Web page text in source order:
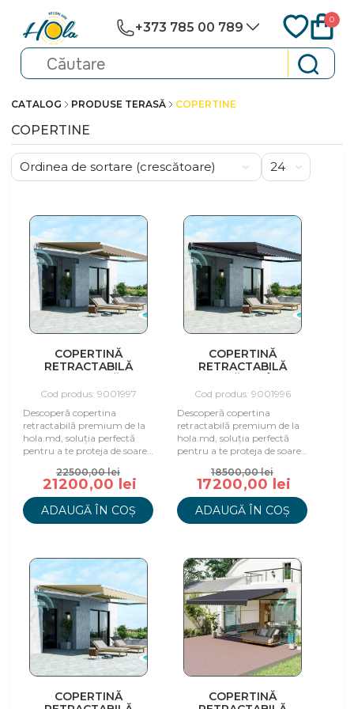
+373 785 00 789
0
CATALOG PRODUSE TERASĂ COPERTINE
COPERTINE
COPERTINĂ
RETRACTABILĂ
CAPPUCINO, 595X350
Cod produs: 9001997
Descoperă copertina
retractabilă premium de la
hola.md, soluția perfectă
pentru a te proteja de soare
aer liber.22500,00 lei
21200,00 lei
ADAUGĂ ÎN COȘ
COPERTINĂ
RETRACTABILĂ
495X350 CM
Cod produs: 9001996
Descoperă copertina
retractabilă premium de la
hola.md, soluția perfectă
pentru a te proteja de soare
aer liber.18500,00 lei
17200,00 lei
ADAUGĂ ÎN COȘ
COPERTINĂ
COPERTINĂ